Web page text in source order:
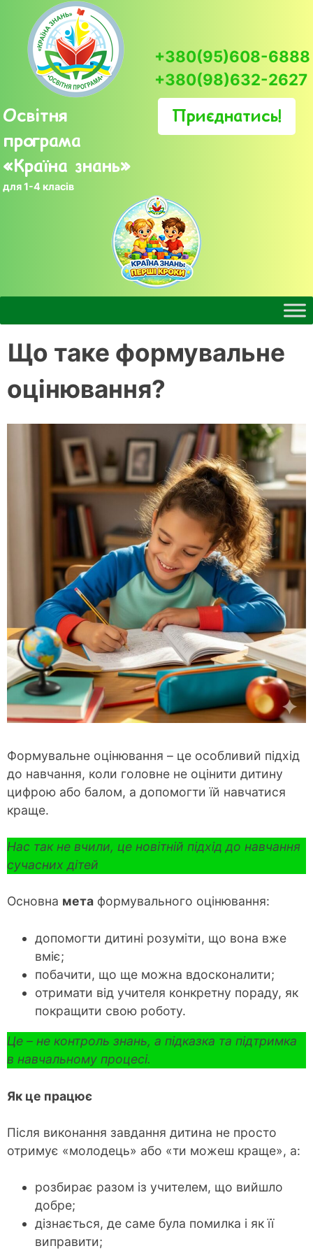
content
Освітня
програма
«Країна знань»
для 1-4 класів
+380(95)608-6888
+380(98)632-2627
Приєднатись!
Що таке формувальне
оцінювання?
Формувальне оцінювання – це особливий підхід
до навчання, коли головне не оцінити дитину
цифрою або балом, а допомогти їй навчатися
краще.
Нас так не вчили, це новітній підхід до навчання
сучасних дітей
Основна мета формувального оцінювання:
допомогти дитині розуміти, що вона вже
вміє;
побачити, що ще можна вдосконалити;
отримати від учителя конкретну пораду, як
покращити свою роботу.
Це – не контроль знань, а підказка та підтримка
в навчальному процесі.
Як це працює
Після виконання завдання дитина не просто
отримує «молодець» або «ти можеш краще», а:
розбирає разом із учителем, що вийшло
добре;
дізнається, де саме була помилка і як її
виправити;